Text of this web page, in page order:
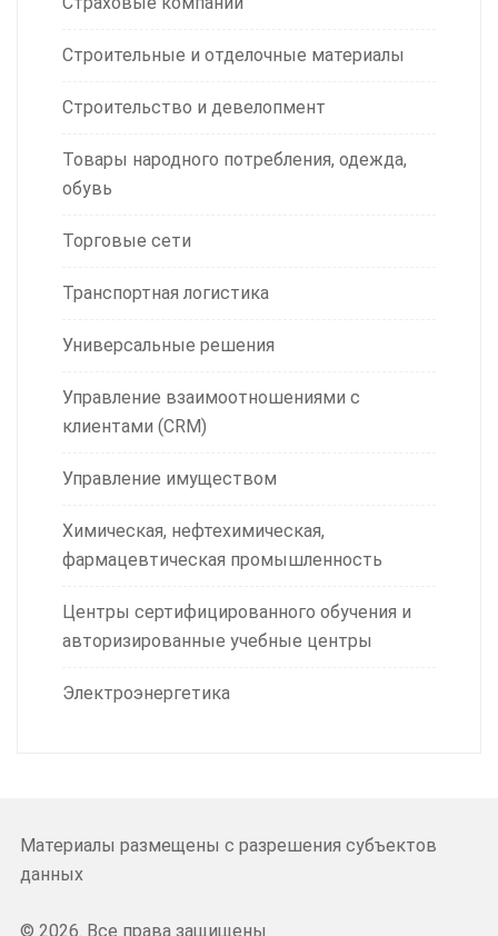
Строительные и отделочные материалы
Строительство и девелопмент
Товары народного потребления, одежда,
обувь
Торговые сети
Транспортная логистика
Универсальные решения
Управление взаимоотношениями с
клиентами (CRM)
Управление имуществом
Химическая, нефтехимическая,
фармацевтическая промышленность
Центры сертифицированного обучения и
авторизированные учебные центры
Электроэнергетика
Материалы размещены с разрешения субъектов
данных
© 2026. Все права защищены